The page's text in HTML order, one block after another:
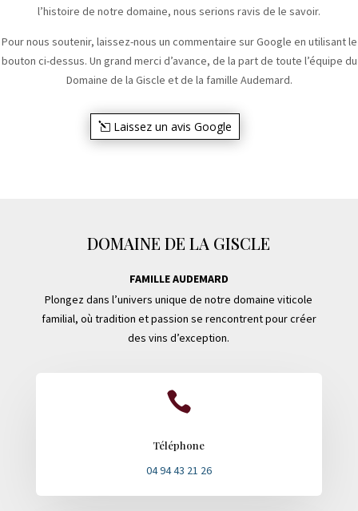
l’histoire de notre domaine, nous serions ravis de le savoir.
Pour nous soutenir, laissez-nous un commentaire sur Google en utilisant le
bouton ci-dessus. Un grand merci d’avance, de la part de toute l’équipe du
Domaine de la Giscle et de la famille Audemard.
Laissez un avis Google
DOMAINE DE LA GISCLE
FAMILLE AUDEMARD
Plongez dans l’univers unique de notre domaine viticole
familial, où tradition et passion se rencontrent pour créer
des vins d’exception.

Téléphone
04 94 43 21 26